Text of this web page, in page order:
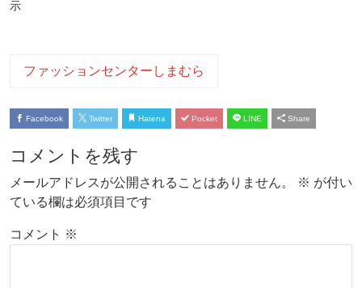
示
ファッションセンターしまむら
Facebook Twitter Hatena Pocket LINE Share
コメントを残す
メールアドレスが公開されることはありません。 ※ が付い
ている欄は必須項目です
コメント ※